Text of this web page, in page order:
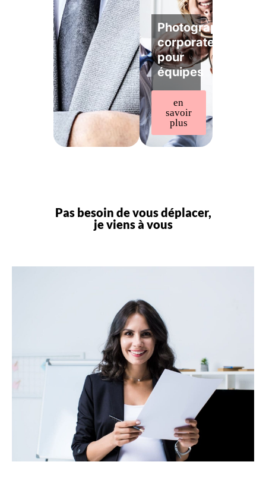
Photographe
corporate
pour
équipes
en
savoir
plus
Pas besoin de vous déplacer,
je viens à vous